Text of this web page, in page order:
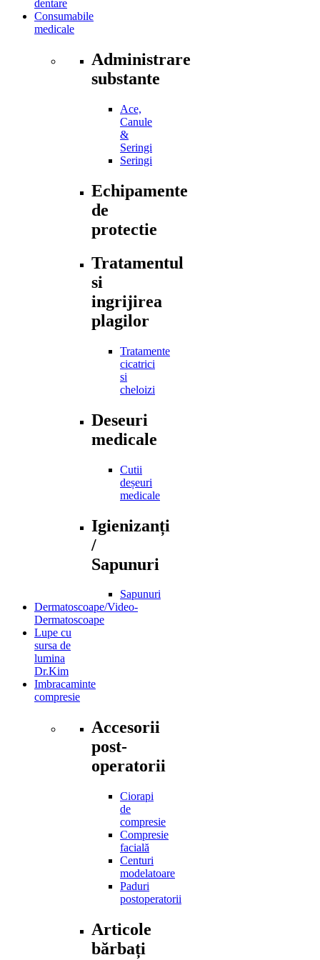
dentare
Consumabile
medicale
Administrare
substante
Ace,
Canule
&
Seringi
Seringi
Echipamente
de
protectie
Tratamentul
si
ingrijirea
plagilor
Tratamente
cicatrici
si
cheloizi
Deseuri
medicale
Cutii
deșeuri
medicale
Igienizanți
/
Sapunuri
Sapunuri
Dermatoscoape/Video-
Dermatoscoape
Lupe cu
sursa de
lumina
Dr.Kim
Imbracaminte
compresie
Accesorii
post-
operatorii
Ciorapi
de
compresie
Compresie
facială
Centuri
modelatoare
Paduri
postoperatorii
Articole
bărbați